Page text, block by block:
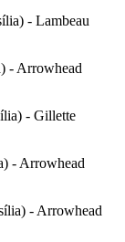
- Lambeau
- Arrowhead
- Gillette
- Arrowhead
- Arrowhead